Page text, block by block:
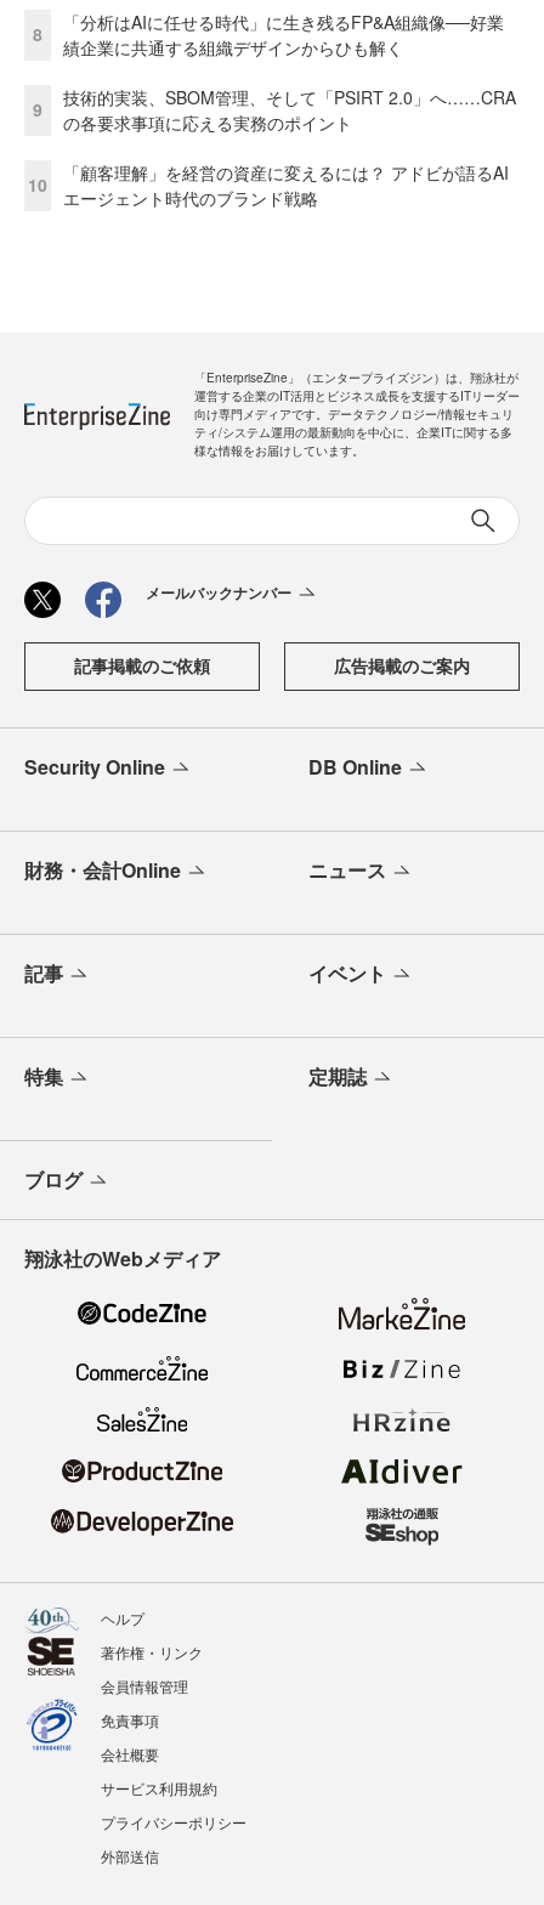
8
「分析はAIに任せる時代」に生き残るFP&A組織像──好業
績企業に共通する組織デザインからひも解く
9
技術的実装、SBOM管理、そして「PSIRT 2.0」へ……CRA
の各要求事項に応える実務のポイント
10
「顧客理解」を経営の資産に変えるには？ アドビが語るAI
エージェント時代のブランド戦略
「EnterpriseZine」（エンタープライズジン）は、翔泳社が
運営する企業のIT活用とビジネス成長を支援するITリーダー
向け専門メディアです。データテクノロジー/情報セキュリ
ティ/システム運用の最新動向を中心に、企業ITに関する多
様な情報をお届けしています。
メールバックナンバー
記事掲載のご依頼 広告掲載のご案内
Security Online DB Online
財務・会計Online ニュース
記事 イベント
特集 定期誌
ブログ
翔泳社のWebメディア
ヘルプ
著作権・リンク
会員情報管理
免責事項
会社概要
サービス利用規約
プライバシーポリシー
外部送信